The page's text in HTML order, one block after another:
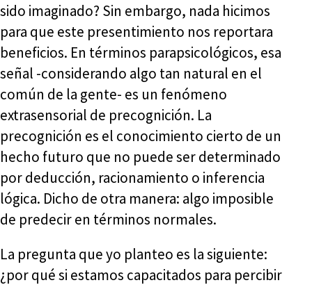
sido imaginado? Sin embargo, nada hicimos
para que este presentimiento nos reportara
beneficios. En términos parapsicológicos, esa
señal -considerando algo tan natural en el
común de la gente- es un fenómeno
extrasensorial de precognición. La
precognición es el conocimiento cierto de un
hecho futuro que no puede ser determinado
por deducción, racionamiento o inferencia
lógica. Dicho de otra manera: algo imposible
de predecir en términos normales.
La pregunta que yo planteo es la siguiente:
¿por qué si estamos capacitados para percibir